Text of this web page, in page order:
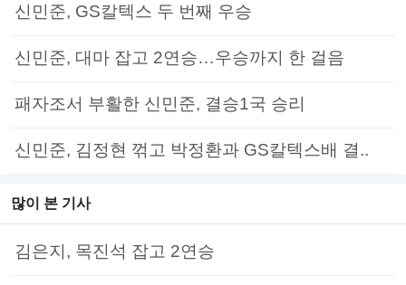
신민준, GS칼텍스 두 번째 우승
신민준, 대마 잡고 2연승…우승까지 한 걸음
패자조서 부활한 신민준, 결승1국 승리
신민준, 김정현 꺾고 박정환과 GS칼텍스배 결..
많이 본 기사
김은지, 목진석 잡고 2연승